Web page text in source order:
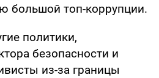
большой топ-коррупции.
политики,
безопасности и
из-за границы